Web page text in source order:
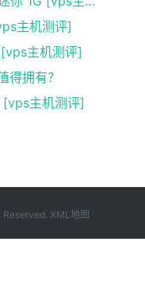
主机测评]
主机测评]
得拥有？
[vps主机测评]
XML地图